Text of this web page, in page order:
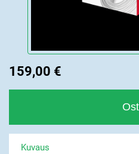
159,00 €
Kuvaus